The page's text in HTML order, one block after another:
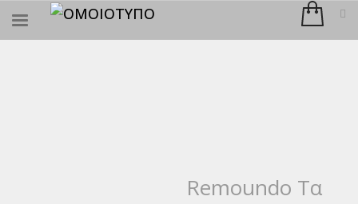
ΑΝΑΖΉΤΗΣΗ
Remoundo Τα